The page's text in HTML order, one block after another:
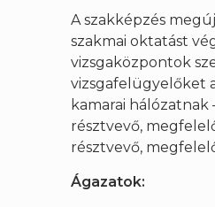
A szakképzés
szakmai oktatást
vizsgaközpontok
vizsgafelügyelőket
kamarai
résztvevő,
résztvevő,
Ágazatok: